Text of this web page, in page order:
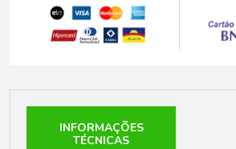
INFORMAÇÕES
TÉCNICAS